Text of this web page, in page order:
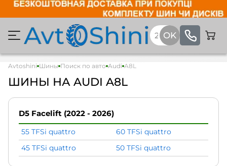
Avtoshini Шины Поиск по авто Audi A8L
ШИНЫ НА AUDI A8L
D5 Facelift (2022 - 2026)
55 TFSi quattro
60 TFSi quattro
45 TFSi quattro
50 TFSi quattro